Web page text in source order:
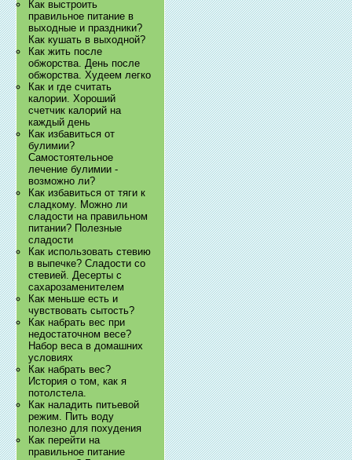
Как выстроить
правильное питание в
выходные и праздники?
Как кушать в выходной?
Как жить после
обжорства. День после
обжорства. Худеем легко
Как и где считать
калории. Хороший
счетчик калорий на
каждый день
Как избавиться от
булимии?
Самостоятельное
лечение булимии -
возможно ли?
Как избавиться от тяги к
сладкому. Можно ли
сладости на правильном
питании? Полезные
сладости
Как использовать стевию
в выпечке? Сладости со
стевией. Десерты с
сахарозаменителем
Как меньше есть и
чувствовать сытость?
Как набрать вес при
недостаточном весе?
Набор веса в домашних
условиях
Как набрать вес?
История о том, как я
потолстела.
Как наладить питьевой
режим. Пить воду
полезно для похудения
Как перейти на
правильное питание